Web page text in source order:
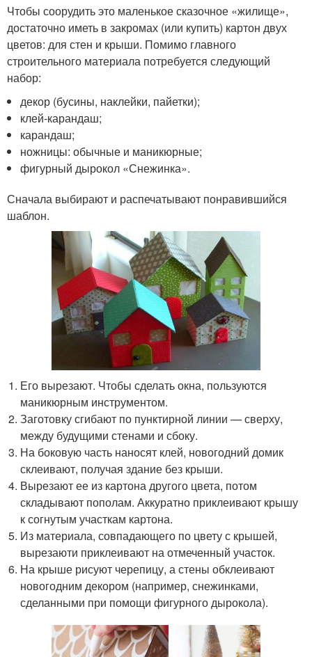
Чтобы соорудить это маленькое сказочное «жилище»,
достаточно иметь в закромах (или купить) картон двух
цветов: для стен и крыши. Помимо главного
строительного материала потребуется следующий
набор:
декор (бусины, наклейки, пайетки);
клей-карандаш;
карандаш;
ножницы: обычные и маникюрные;
фигурный дырокол «Снежинка».
Сначала выбирают и распечатывают понравившийся
шаблон.
Его вырезают. Чтобы сделать окна, пользуются
маникюрным инструментом.
Заготовку сгибают по пунктирной линии — сверху,
между будущими стенами и сбоку.
На боковую часть наносят клей, новогодний домик
склеивают, получая здание без крыши.
Вырезают ее из картона другого цвета, потом
складывают пополам. Аккуратно приклеивают крышу
к согнутым участкам картона.
Из материала, совпадающего по цвету с крышей,
вырезаюти приклеивают на отмеченный участок.
На крыше рисуют черепицу, а стены обклеивают
новогодним декором (например, снежинками,
сделанными при помощи фигурного дырокола).